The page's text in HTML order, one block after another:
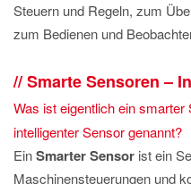
Steuern und Regeln, zum
zum Bedienen und
Smarte Sensoren –
Was ist eigentlich ein
intelligenter Sensor genannt?
EinSmarter Sensor ist ein
Maschinensteuerungen und